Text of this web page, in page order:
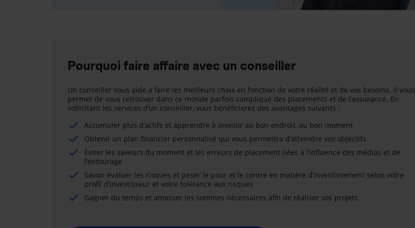
Pourquoi faire affaire avec un conseiller
Un conseiller vous aide à faire les meilleurs choix en fonction de votre réalité et de vos besoins. Il vous
permet de vous retrouver dans ce monde parfois compliqué des placements et de l’assurance. En
sollicitant les services d’un conseiller, vous bénéficierez des avantages suivants :
Accumuler plus d’actifs et apprendre à investir au bon endroit, au bon moment
Obtenir un plan financier personnalisé qui vous permettra d’atteindre vos objectifs
Éviter les saveurs du moment et les erreurs de placement liées à l’influence des médias et de
l’entourage
Savoir évaluer les risques et peser le pour et le contre en matière d’investissement selon votre
profil d’investisseur et votre tolérance aux risques
Gagner du temps et amasser les sommes nécessaires afin de réaliser vos projets